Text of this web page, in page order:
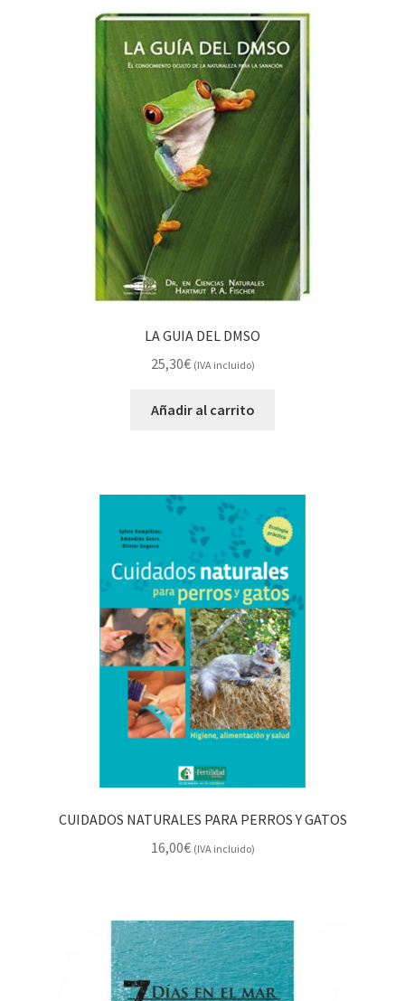
LA GUIA DEL DMSO
25,30€ (IVA incluido)
Añadir al carrito
CUIDADOS NATURALES PARA PERROS Y GATOS
16,00€ (IVA incluido)